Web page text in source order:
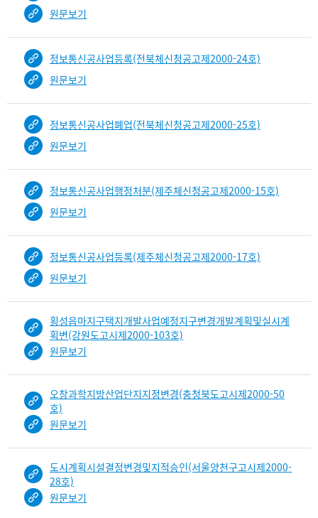
원문보기
정보통신공사업등록(전북체신청공고제2000-24호)
원문보기
정보통신공사업폐업(전북체신청공고제2000-25호)
원문보기
정보통신공사업행정처분(제주체신청공고제2000-15호)
원문보기
정보통신공사업등록(제주체신청공고제2000-17호)
원문보기
횡성읍마지구택지개발사업예정지구변경개발계획및실시계
획변(강원도고시제2000-103호)
원문보기
오창과학지방산업단지지정변경(충청북도고시제2000-50
호)
원문보기
도시계획시설결정변경및지적승인(서울양천구고시제2000-
28호)
원문보기